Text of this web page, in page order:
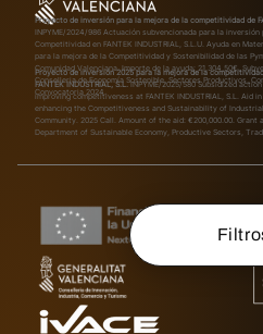
Proyecto de inversión para la mejora de la competitividad de
INPYME/2024/986 Actuación subvencionada para la inversión
Competitividad en FANTEK INDUSTRIAL, S.L.U. Ayuda en
para la mejora de la Competitividad y Sostenibilidad de las
Comunidad Valenciana. Importe de la ayuda: 21.304,50€.
Conselleria de Economía Sostenible, Sectores Productivos,
Convocatoria 2024.
Proyecto de inversión 2025 para la mejora de la
FANTEK INDUSTRIAL, S.L. INPYME/2025/580Subsidized
improving competitiveness at FANTEK INDUSTRIAL, S.L. Aid
enhancing the Competitiveness and Sustainability of
Community. 2025 Call. Amount of the aid: €200,000.00. Grant
Department of Sustainable Economy, Productive Sectors,